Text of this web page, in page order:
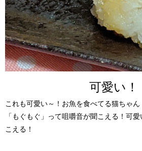
可愛い！
これも可愛い～！ お魚を食べてる猫ちゃん
「もぐもぐ」って咀嚼音が聞こえる！可
こえる！